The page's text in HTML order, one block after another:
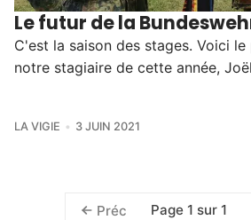
Le futur de la
C'est la saison des stages. Voici
notre stagiaire de cette année,
LA VIGIE 3 JUIN 2021
Préc Page 1 sur 1